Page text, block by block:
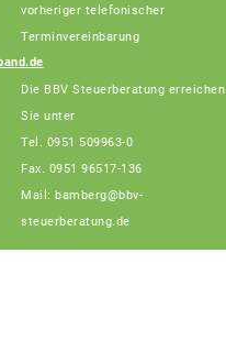
vorheriger telefonischer
Terminvereinbarung
Die BBV Steuerberatung erreichen
Sie unter
Tel. 0951 509963-0
Fax. 0951 96517-136
Mail: bamberg@bbv-
steuerberatung.de